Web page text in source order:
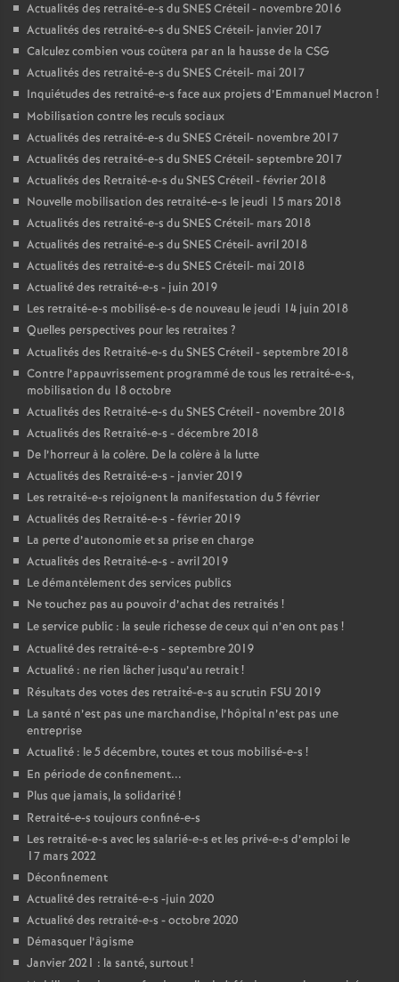
Actualités des retraité-e-s duSNESCréteil - novembre 2016
Actualités des retraité-e-s duSNESCréteil- janvier 2017
Calculez combien vous coûtera par an la hausse de la CSG
Actualités des retraité-e-s duSNESCréteil- mai 2017
Inquiétudes des retraité-e-s face aux projets d’Emmanuel Macron !
Mobilisation contre les reculs sociaux
Actualités des retraité-e-s duSNESCréteil- novembre 2017
Actualités des retraité-e-s duSNESCréteil- septembre 2017
Actualités des Retraité-e-s duSNESCréteil - février 2018
Nouvelle mobilisation des retraité-e-s le jeudi 15 mars 2018
Actualités des retraité-e-s duSNESCréteil- mars 2018
Actualités des retraité-e-s duSNESCréteil- avril 2018
Actualités des retraité-e-s duSNESCréteil- mai 2018
Actualité des retraité-e-s - juin 2019
Les retraité-e-s mobilisé-e-s de nouveau le jeudi 14 juin 2018
Quelles perspectives pour les retraites ?
Actualités des Retraité-e-s duSNESCréteil - septembre 2018
Contre l’appauvrissement programmé de tous les retraité-e-s,
mobilisation du 18 octobre
Actualités des Retraité-e-s duSNESCréteil - novembre 2018
Actualités des Retraité-e-s - décembre 2018
De l’horreur à la colère. De la colère à la lutte
Actualités des Retraité-e-s - janvier 2019
Les retraité-e-s rejoignent la manifestation du 5 février
Actualités des Retraité-e-s - février 2019
La perte d’autonomie et sa prise en charge
Actualités des Retraité-e-s - avril 2019
Le démantèlement des services publics
Ne touchez pas au pouvoir d’achat des retraités !
Le service public : la seule richesse de ceux qui n’en ont pas !
Actualité des retraité-e-s - septembre 2019
Actualité : ne rien lâcher jusqu’au retrait!
Résultats des votes des retraité-e-s au scrutin FSU 2019
La santé n’est pas une marchandise, l’hôpital n’est pas une
entreprise
Actualité : le 5 décembre, toutes et tous mobilisé-e-s !
En période de confinement...
Plus que jamais, la solidarité!
Retraité-e-s toujours confiné-e-s
Les retraité-e-s avec les salarié-e-s et les privé-e-s d’emploi le
17 mars 2022
Déconfinement
Actualité des retraité-e-s -juin 2020
Actualité des retraité-e-s - octobre 2020
Démasquer l’âgisme
Janvier 2021 : la santé, surtout!